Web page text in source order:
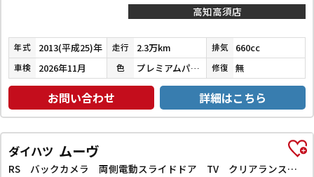
高知高須店
年式 2013(平成25)年 走行 2.3万km 排気 660cc
車検 2026年11月 色 プレミアムパープルパール 修復 無
お問い合わせ 詳細はこちら
ダイハツ ムーヴ
RS バックカメラ 両側電動スライドドア TV クリアランスソナー オートクルーズコントロール 衝突被害軽減システム オートライト LEDヘッドランプ スマートキー アイドリングストップ 電動格納ミラー